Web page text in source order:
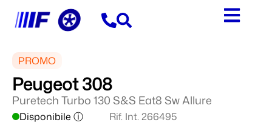
PROMO
Peugeot 308
Puretech Turbo 130 S&S Eat8 Sw Allure
Disponibile ⓘ Rif. Int. 266495